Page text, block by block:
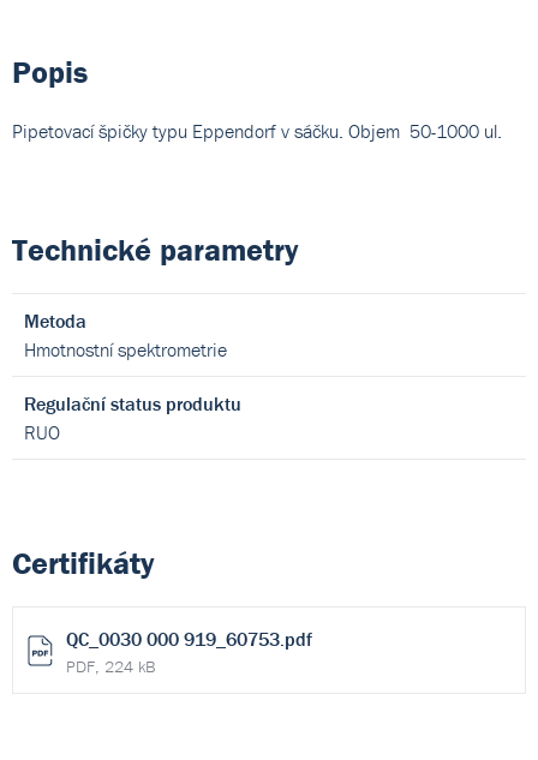
Popis
Pipetovací špičky typu Eppendorf v sáčku. Objem 50-1000 ul.
Technické parametry
Metoda
Hmotnostní spektrometrie
Regulační status produktu
RUO
Certifikáty
QC_0030 000 919_60753.pdf
PDF, 224 kB